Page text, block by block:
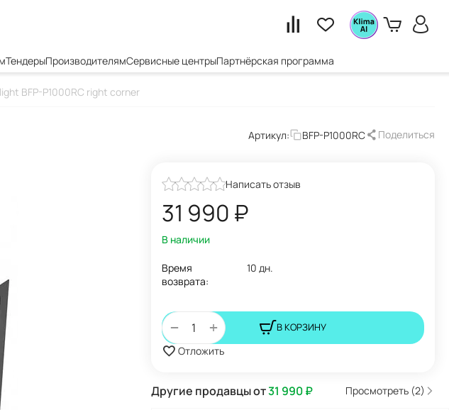
ТендерыПроизводителямСервисные центрыПартнёрская программа
BFP-P1000RC right corner
Артикул: BFP-P1000RC Поделиться
Написать отзыв
31 990 ₽
В наличии
Время
возврата:
10 дн.
+
− В КОРЗИНУ
Отложить
Другие продавцы от31 990₽ Просмотреть (2)